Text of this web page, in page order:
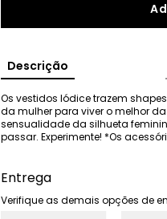
Descrição
Os vestidos Iódice trazem
da mulher para viver o melhor
sensualidade da silhueta
passar. Experimente! *Os
Entrega
Verifique as demais opções de